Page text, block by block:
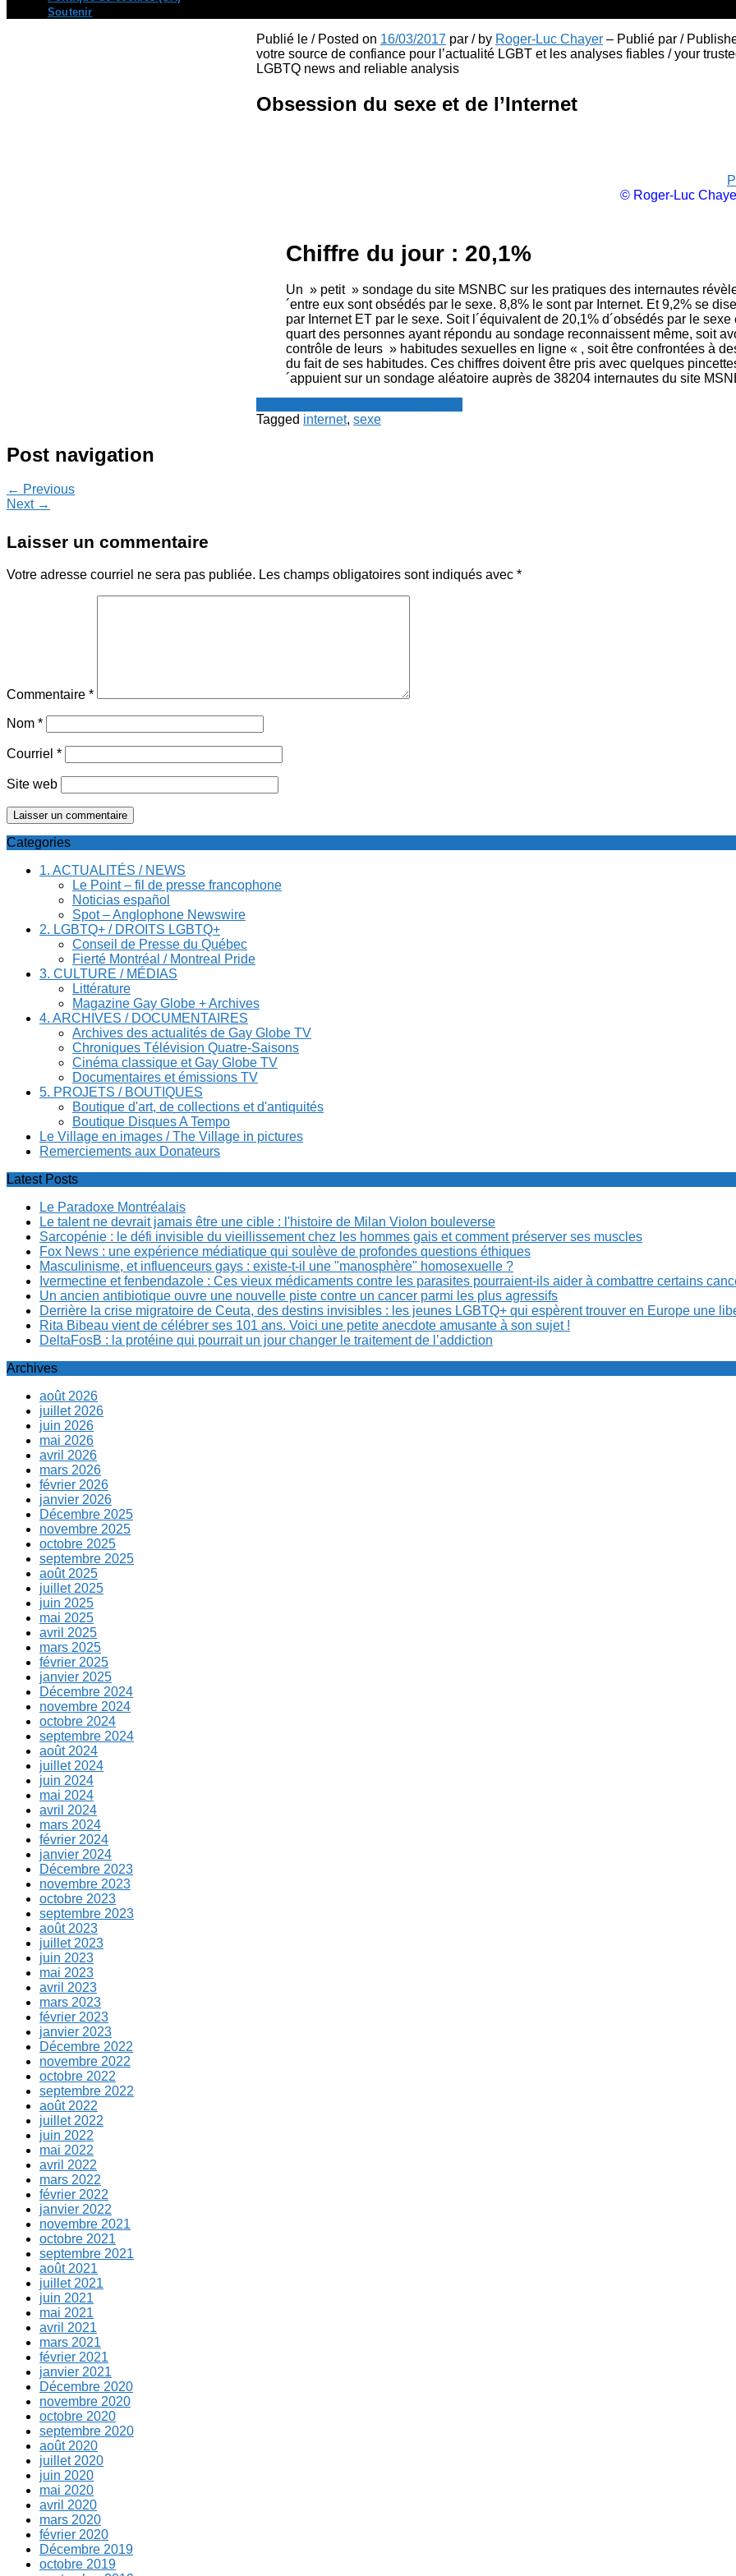
Soutenir
Publié le / Posted on 16/03/2017 par / by Roger-Luc Chayer – Publié par /
votre source de confiance pour l’actualité LGBT et les analyses fiables / your
LGBTQ news and reliable analysis
Obsession du sexe et de l’Internet
© Roger-Luc
Chiffre du jour : 20,1%
Un » petit » sondage du site MSNBC sur les pratiques des internautes
´entre eux sont obsédés par le sexe. 8,8% le sont par Internet. Et 9,2% se
par Internet ET par le sexe. Soit l´équivalent de 20,1% d´obsédés par le sexe
quart des personnes ayant répondu au sondage reconnaissent même, soit
contrôle de leurs » habitudes sexuelles en ligne « , soit être confrontées à
du fait de ses habitudes. Ces chiffres doivent être pris avec quelques
´appuient sur un sondage aléatoire auprès de 38204 internautes du site
Tagged internet, sexe
Post navigation
← Previous
Next →
Laisser un commentaire
Votre adresse courriel ne sera pas publiée. Les champs obligatoires sont indiqués avec *
Commentaire *
Nom *
Courriel *
Site web
Categories
1. ACTUALITÉS / NEWS
Le Point – fil de presse francophone
Noticias español
Spot – Anglophone Newswire
2. LGBTQ+ / DROITS LGBTQ+
Conseil de Presse du Québec
Fierté Montréal / Montreal Pride
3. CULTURE / MÉDIAS
Littérature
Magazine Gay Globe + Archives
4. ARCHIVES / DOCUMENTAIRES
Archives des actualités de Gay Globe TV
Chroniques Télévision Quatre-Saisons
Cinéma classique et Gay Globe TV
Documentaires et émissions TV
5. PROJETS / BOUTIQUES
Boutique d'art, de collections et d'antiquités
Boutique Disques A Tempo
Le Village en images / The Village in pictures
Remerciements aux Donateurs
Latest Posts
Le Paradoxe Montréalais
Le talent ne devrait jamais être une cible : l'histoire de Milan Violon bouleverse
Sarcopénie : le défi invisible du vieillissement chez les hommes gais et comment préserver ses muscles
Fox News : une expérience médiatique qui soulève de profondes questions éthiques
Masculinisme, et influenceurs gays : existe-t-il une "manosphère" homosexuelle ?
Ivermectine et fenbendazole : Ces vieux médicaments contre les parasites pourraient-ils aider à combattre certains
Un ancien antibiotique ouvre une nouvelle piste contre un cancer parmi les plus agressifs
Derrière la crise migratoire de Ceuta, des destins invisibles : les jeunes LGBTQ+ qui espèrent trouver en Europe une
Rita Bibeau vient de célébrer ses 101 ans. Voici une petite anecdote amusante à son sujet !
DeltaFosB : la protéine qui pourrait un jour changer le traitement de l’addiction
Archives
août 2026
juillet 2026
juin 2026
mai 2026
avril 2026
mars 2026
février 2026
janvier 2026
Décembre 2025
novembre 2025
octobre 2025
septembre 2025
août 2025
juillet 2025
juin 2025
mai 2025
avril 2025
mars 2025
février 2025
janvier 2025
Décembre 2024
novembre 2024
octobre 2024
septembre 2024
août 2024
juillet 2024
juin 2024
mai 2024
avril 2024
mars 2024
février 2024
janvier 2024
Décembre 2023
novembre 2023
octobre 2023
septembre 2023
août 2023
juillet 2023
juin 2023
mai 2023
avril 2023
mars 2023
février 2023
janvier 2023
Décembre 2022
novembre 2022
octobre 2022
septembre 2022
août 2022
juillet 2022
juin 2022
mai 2022
avril 2022
mars 2022
février 2022
janvier 2022
novembre 2021
octobre 2021
septembre 2021
août 2021
juillet 2021
juin 2021
mai 2021
avril 2021
mars 2021
février 2021
janvier 2021
Décembre 2020
novembre 2020
octobre 2020
septembre 2020
août 2020
juillet 2020
juin 2020
mai 2020
avril 2020
mars 2020
février 2020
Décembre 2019
octobre 2019